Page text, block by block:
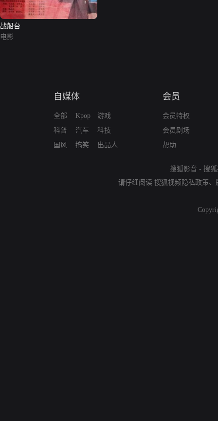
战船台
电影
自媒体
全部
科普
国风
Kpop
汽车
搞笑
游戏
科技
出品人
会员
会员特权
会员剧场
帮助
搜狐影音 - 搜
请仔细阅读 搜狐视频隐私政策、